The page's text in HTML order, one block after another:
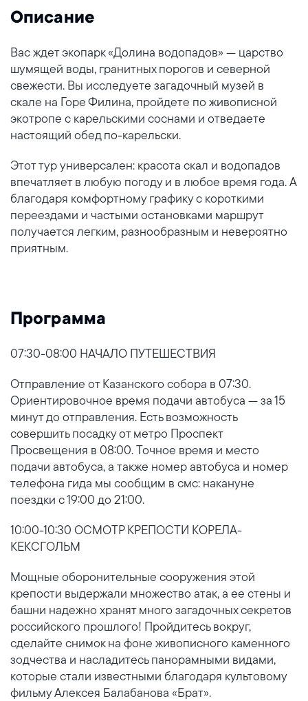
Описание
Вас ждет экопарк «Долина водопадов» — царство
шумящей воды, гранитных порогов и северной
свежести. Вы исследуете загадочный музей в
скале на Горе Филина, пройдете по живописной
экотропе с карельскими соснами и отведаете
настоящий обед по-карельски.
Этот тур универсален: красота скал и водопадов
впечатляет в любую погоду и в любое время года. А
благодаря комфортному графику с короткими
переездами и частыми остановками маршрут
получается легким, разнообразным и невероятно
приятным.
Программа
07:30-08:00 НАЧАЛО ПУТЕШЕСТВИЯ
Отправление от Казанского собора в 07:30.
Ориентировочное время подачи автобуса — за 15
минут до отправления. Есть возможность
совершить посадку от метро Проспект
Просвещения в 08:00. Точное время и место
подачи автобуса, а также номер автобуса и номер
телефона гида мы сообщим в смс: накануне
поездки с 19:00 до 21:00.
10:00-10:30 ОСМОТР КРЕПОСТИ КОРЕЛА-
КЕКСГОЛЬМ
Мощные оборонительные сооружения этой
крепости выдержали множество атак, а ее стены и
башни надежно хранят много загадочных секретов
российского прошлого! Пройдитесь вокруг,
сделайте снимок на фоне живописного каменного
зодчества и насладитесь панорамными видами,
которые стали известными благодаря культовому
фильму Алексея Балабанова «Брат».